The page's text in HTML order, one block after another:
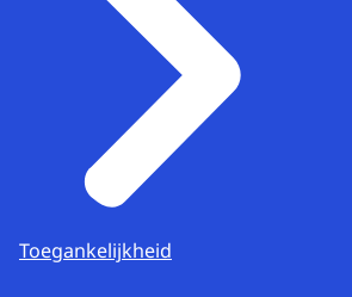
Toegankelijkheid